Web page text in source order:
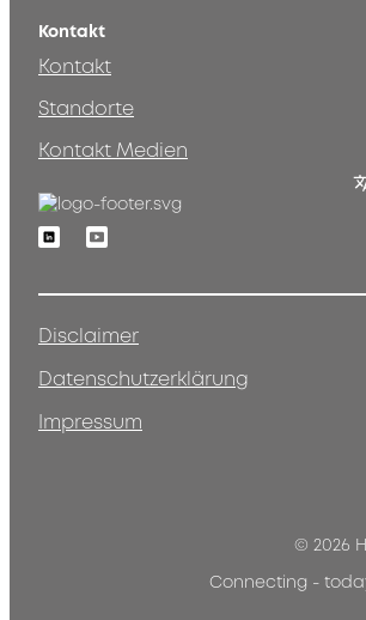
Kontakt
Kontakt
Standorte
Kontakt Medien
LinkedinYoutube
Disclaimer
Datenschutzerklärung
Impressum
© 2026
Connecting -